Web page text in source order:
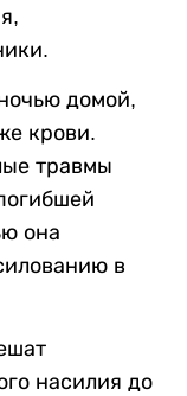
домой,
крови.
травмы
она
в
насилия до